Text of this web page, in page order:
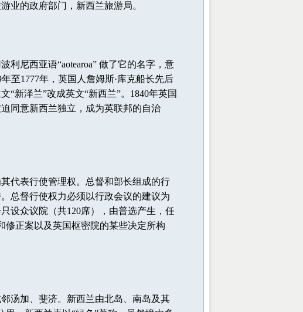
业的政府部门，新西兰旅游局。
尼西亚语“aotearoa” 做了它的名字，意
至1777年，英国人詹姆斯·库克船长先后
新泽兰”改成英文“新西兰”。1840年英国
同意新西兰独立，成为英联邦的自治
代表行使管理权。总督和部长组成的行
总督行使权力必须以行政会议的建议为
设众议院（共120席），由普选产生，任
修正案以及英国枢密院的某些决定所构
汤加、斐济。新西兰由北岛、南岛及其